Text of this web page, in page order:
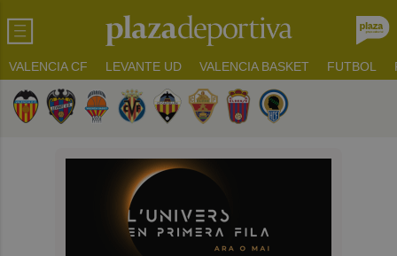
VALENCIA CF LEVANTE UD VALENCIA BASKET FUTBOL